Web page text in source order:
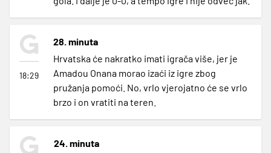
18:29
28. minuta
Hrvatska će nakratko imati igrača više, jer je
Amadou Onana morao izaći iz igre zbog
pružanja pomoći. No, vrlo vjerojatno će se vrlo
brzo i on vratiti na teren.
24. minuta